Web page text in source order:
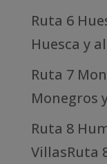
Ruta 6
Huesca y
Ruta 7
Monegros
Ruta 8
VillasRuta